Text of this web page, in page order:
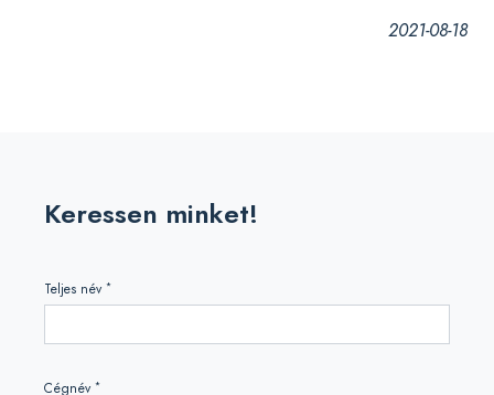
2021-08-18
Keressen minket!
Teljes név *
Cégnév *